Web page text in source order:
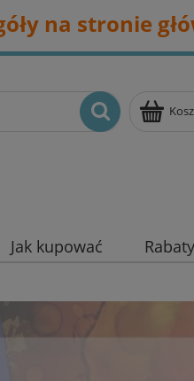
na stronie
Jak kupować Rabaty